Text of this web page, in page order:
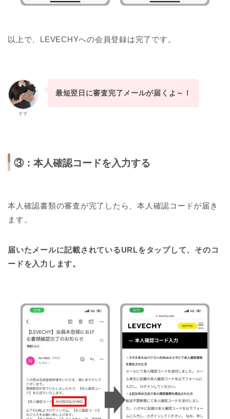
以上で、LEVECHYへの会員登録は完了です。
すず
最短翌日に審査完了メールが届くよ～！
③：本人確認コードを入力する
本人確認書類の審査が完了したら、本人確認コードが届き
ます。
届いたメールに記載されているURLをタップして、そのコ
ードを入力します。